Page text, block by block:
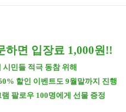
하면 입장료 1,000원!!
시민들 적극 동참 위해
할인 이벤트도 9월말까지 진행
팔로우 100명에게 선물 증정